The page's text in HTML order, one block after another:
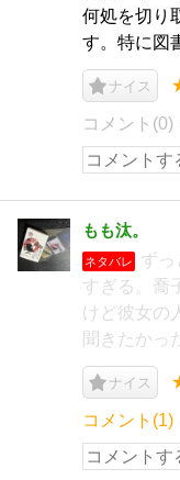
何処を切り
す。特に図
ナイス
コメント(0)
もも汰。
ネタバレ
ず
すぎる。喬
けど彼女の
聞きたかっ
ナイス
コメント(1)